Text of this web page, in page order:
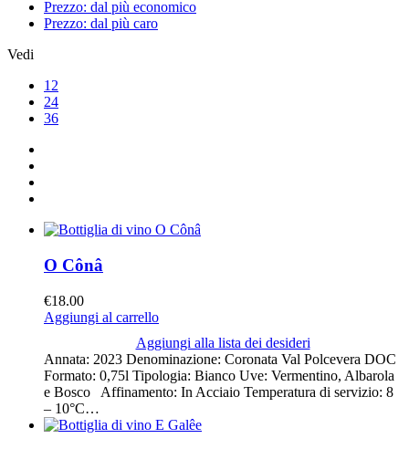
Prezzo: dal più economico
Prezzo: dal più caro
Vedi
12
24
36
O Cônâ
€18.00
Aggiungi al carrello
Aggiungi alla lista dei desideri
Annata: 2023 Denominazione: Coronata Val Polcevera DOC
Formato: 0,75l Tipologia: Bianco Uve: Vermentino, Albarola
e Bosco Affinamento: In Acciaio Temperatura di servizio: 8
– 10°C…